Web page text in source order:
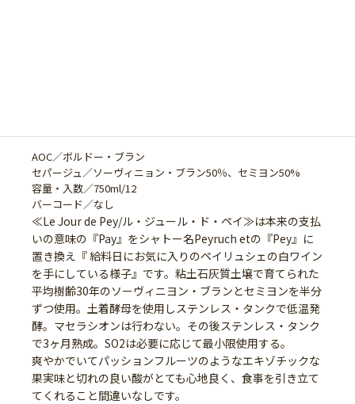
AOC／ボルドー・ブラン
セパージュ／ソーヴィニョン・ブラン50％、セミヨン50%
容量・入数／750ml/12
バーコード／なし
≪Le Jour de Pey/ル・ジュール・ド・ペイ≫は本来の支払
いの意味の『Pay』をシャトー名Peyruch etの『Pey』に
置き換え『 給料日にお気に入りのペイリュシェの白ワイン
を手にしている様子』です。粘土石灰質土壌で育てられた
平均樹齢30年のソーヴィニヨン・ブランとセミヨンを半分
ずつ使用。土着酵母を使用しステンレス・タンクで低温発
酵。マセラシオンは行わない。その後ステンレス・タンク
で3ヶ月熟成。SO2は必要に応じて最小限使用する。
爽やかでいてパッションフルーツのようなエキゾチックな
果実味と切れの良い酸がとても心地良く、食事を引き立て
てくれること間違いなしです。